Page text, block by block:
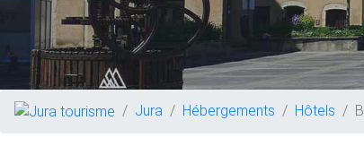
Jura Hébergements Hôtels